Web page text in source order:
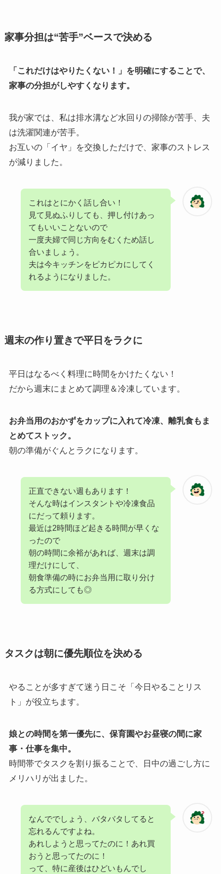
家事分担は“苦手”ベースで決める
「これだけはやりたくない！」を明確にすることで、
家事の分担がしやすくなります。
我が家では、私は排水溝など水回りの掃除が苦手、夫
は洗濯関連が苦手。
お互いの「イヤ」を交換しただけで、家事のストレス
が減りました。
これはとにかく話し合い！
見て見ぬふりしても、押し付けあっ
てもいいことないので
一度夫婦で同じ方向をむくため話し
合いましょう。
夫は今キッチンをピカピカにしてく
れるようになりました。
週末の作り置きで平日をラクに
平日はなるべく料理に時間をかけたくない！
だから週末にまとめて調理＆冷凍しています。
お弁当用のおかずをカップに入れて冷凍、離乳食もま
とめてストック。
朝の準備がぐんとラクになります。
正直できない週もあります！
そんな時はインスタントや冷凍食品
にだって頼ります。
最近は2時間ほど起きる時間が早くな
ったので
朝の時間に余裕があれば、週末は調
理だけにして、
朝食準備の時にお弁当用に取り分け
る方式にしても◎
タスクは朝に優先順位を決める
やることが多すぎて迷う日こそ「今日やることリス
ト」が役立ちます。
娘との時間を第一優先に、保育園やお昼寝の間に家
事・仕事を集中。
時間帯でタスクを割り振ることで、日中の過ごし方に
メリハリが出ました。
なんででしょう、バタバタしてると
忘れるんですよね。
あれしようと思ってたのに！あれ買
おうと思ってたのに！
って、特に産後はひどいもんでし